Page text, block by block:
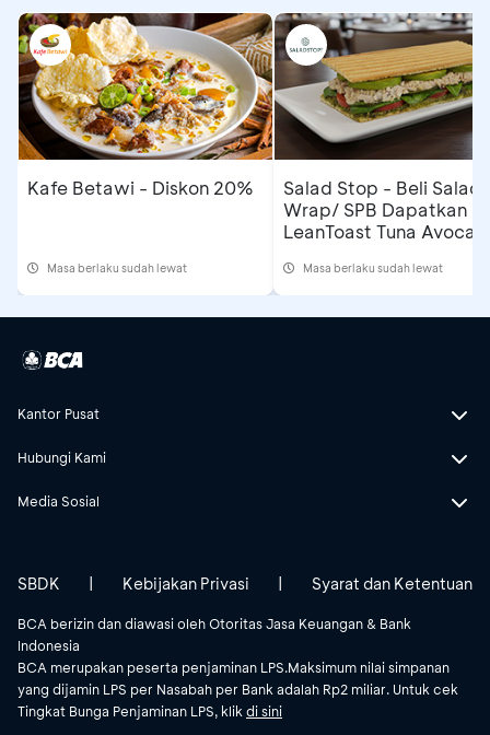
Kafe Betawi - Diskon 20%
Masa berlaku sudah lewat
Salad Stop - Beli Salad/
Wrap/ SPB Dapatkan
LeanToast Tuna
Masa berlaku sudah lewat
Kantor Pusat
Hubungi Kami
Media Sosial
BCA berizin dan diawasi oleh Otoritas Jasa Keuangan & Bank
Indonesia
BCA merupakan peserta penjaminan LPS.Maksimum nilai simpanan
yang dijamin LPS per Nasabah per Bank adalah Rp2 miliar. Untuk cek
Tingkat Bunga Penjaminan LPS, klik di sini
SBDK | Kebijakan Privasi | Syarat dan Ketentuan